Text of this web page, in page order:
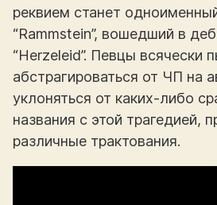
реквием станет
“Rammstein”, вошедший в
“Herzeleid”. Певцы всячески
абстрагироваться от ЧП на
уклоняться от каких-либо
названия с этой трагедией,
различные трактования.